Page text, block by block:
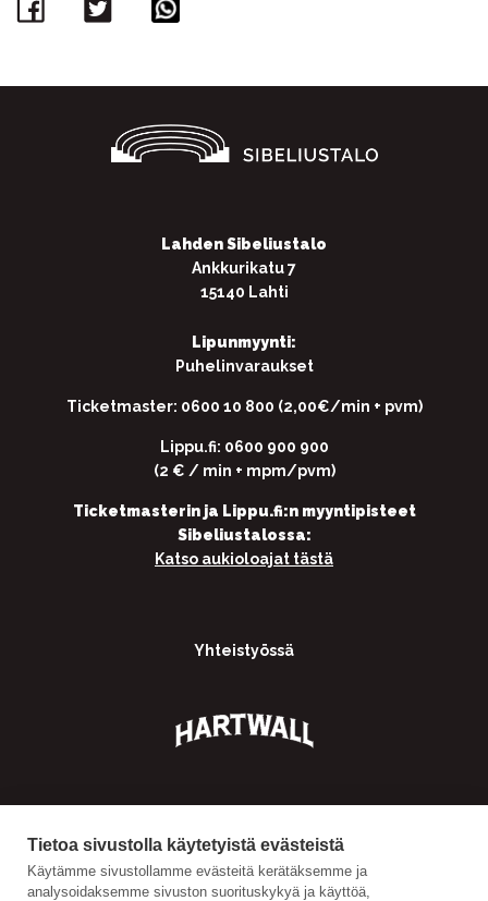
Tietoa sivustolla käytetyistä evästeistä
Käytämme sivustollamme evästeitä kerätäksemme ja
analysoidaksemme sivuston suorituskykyä ja käyttöä,
Facebook
Twitter
Lahden Sibeliustalo
Ankkurikatu 7
15140 Lahti
Lipunmyynti:
Puhelinvaraukset
Ticketmaster: 0600 10 800 (2,00€/min + pvm)
Lippu.fi: 0600 900 900
(2 € / min + mpm/pvm)
Ticketmasterin ja Lippu.fi:n myyntipisteet
Sibeliustalossa:
Katso aukioloajat tästä
Yhteistyössä